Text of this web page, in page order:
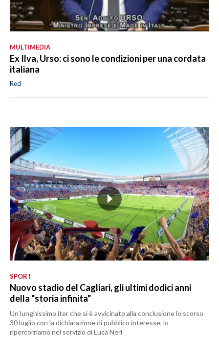
MULTIMEDIA
Ex Ilva, Urso: ci sono le condizioni per una cordata
italiana
Red
SPORT
Nuovo stadio del Cagliari, gli ultimi dodici anni
della "storia infinita"
Un lunghissimo iter che si è avvicinato alla conclusione lo scorso
30 luglio con la dichiarazione di pubblico interesse, lo
ripercorriamo nel servizio di Luca Neri